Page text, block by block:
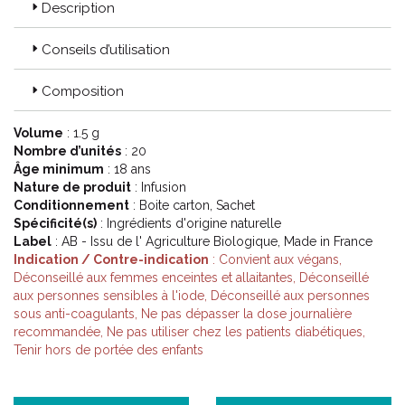
pour vous des plantes aux propriétés traditionnellement
reconnues.
Les infusions sont ainsi soigneusement formulée avec un
Code ACL : 9833747
Code EAN : 3428883658106 / 3401598337474
Description
Conseils d’utilisation
Composition
Volume : 1.5 g
Nombre d’unités : 20
Âge minimum : 18 ans
Nature de produit : Infusion
Conditionnement : Boite carton, Sachet
Spécificité(s) : Ingrédients d'origine naturelle
Label : AB - Issu de l' Agriculture Biologique, Made in France
Indication / Contre-indication : Convient aux végans,
Déconseillé aux femmes enceintes et allaitantes, Déconseillé
aux personnes sensibles à l'iode, Déconseillé aux personnes
sous anti-coagulants, Ne pas dépasser la dose journalière
recommandée, Ne pas utiliser chez les patients diabétiques,
Tenir hors de portée des enfants